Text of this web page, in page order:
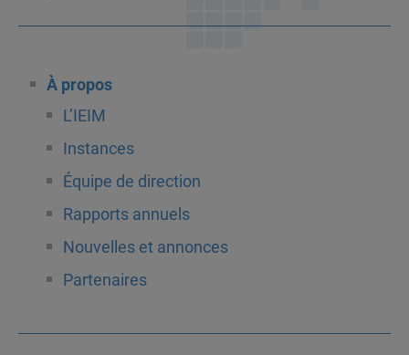
À propos
L’IEIM
Instances
Équipe de direction
Rapports annuels
Nouvelles et annonces
Partenaires